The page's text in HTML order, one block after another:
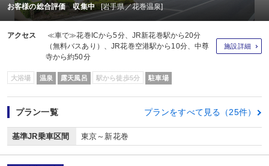
お客様の総合評価 収集中 [岩手県／花巻温泉]
アクセス
≪車で≫花巻ICから5分、JR新花巻駅から20分
（無料バスあり）、JR花巻空港駅から10分、中尊
寺から約50分
施設詳細
大浴場 温泉 露天風呂 駅から徒歩5分 駐車場
プラン一覧 プランをすべて見る（25件）
基準JR乗車区間 東京～新花巻